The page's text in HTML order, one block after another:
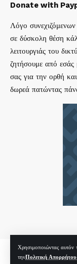
Χρησιμοποιώντας αυτόν
τηνΠολιτική Απορρήτου
Donate with
Λόγο
σε δύσκολη θέση
λειτουργιάς του
ζητήσουμε από εσάς
σας για την ορθή
δωρεά πατώντας
mirc.gr 2023